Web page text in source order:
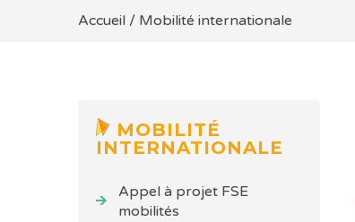
Accueil / Mobilité internationale
MOBILITÉ
INTERNATIONALE
Appel à projet FSE
mobilités